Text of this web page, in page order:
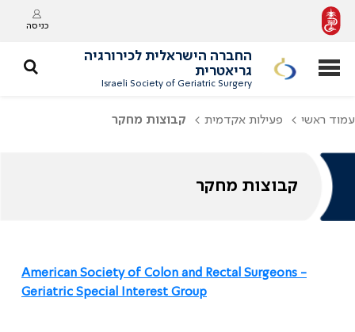
כניסה
החברה הישראלית לכירורגיה
גריאטרית
Israeli Society of Geriatric Surgery
עמוד ראשי פעילות אקדמית קבוצות מחקר
קבוצות מחקר
American Society of Colon and Rectal Surgeons -
Geriatric Special Interest Group